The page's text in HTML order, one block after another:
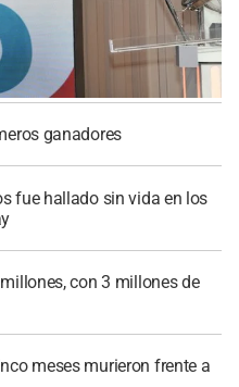
ganadores
fue hallado sin vida en los
con 3 millones de
meses murieron frente a